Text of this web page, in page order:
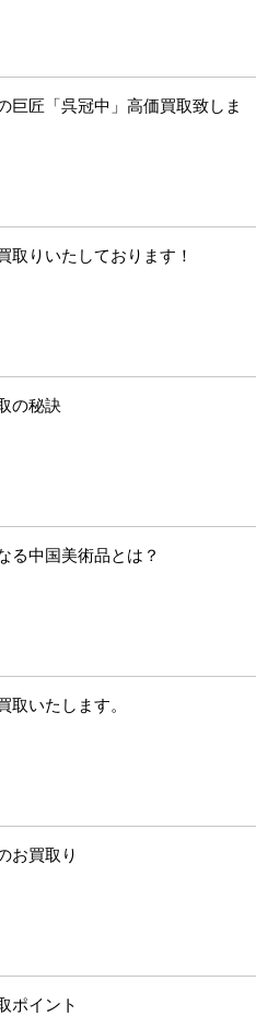
巨匠「呉冠中」高価買取致しま
取りいたしております！
の秘訣
る中国美術品とは？
取いたします。
お買取り
ポイント